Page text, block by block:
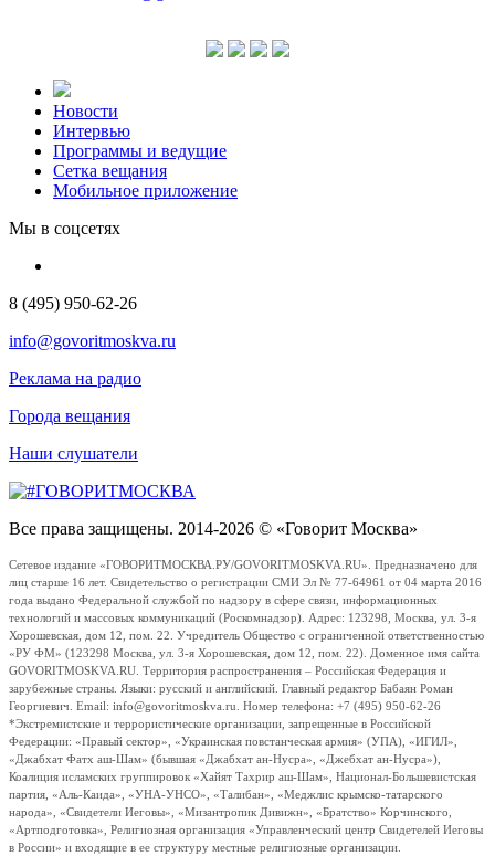
Новости
Интервью
Программы и ведущие
Сетка вещания
Мобильное приложение
Мы в соцсетях
8 (495) 950-62-26
info@govoritmoskva.ru
Реклама на радио
Города вещания
Наши слушатели
Все права защищены. 2014-2026 © «Говорит Москва»
Сетевое издание «ГОВОРИТМОСКВА.РУ/GOVORITMOSKVA.RU». Предназначено для
лиц старше 16 лет. Свидетельство о регистрации СМИ Эл № 77-64961 от 04 марта 2016
года выдано Федеральной службой по надзору в сфере связи, информационных
технологий и массовых коммуникаций (Роскомнадзор). Адрес: 123298, Москва, ул. 3-я
Хорошевская, дом 12, пом. 22. Учредитель Общество с ограниченной ответственностью
«РУ ФМ» (123298 Москва, ул. 3-я Хорошевская, дом 12, пом. 22). Доменное имя сайта
GOVORITMOSKVA.RU. Территория распространения – Российская Федерация и
зарубежные страны. Языки: русский и английский. Главный редактор Бабаян Роман
Георгиевич. Email: info@govoritmoskva.ru. Номер телефона: +7 (495) 950-62-26
*Экстремистские и террористические организации, запрещенные в Российской
Федерации: «Правый сектор», «Украинская повстанческая армия» (УПА), «ИГИЛ»,
«Джабхат Фатх аш-Шам» (бывшая «Джабхат ан-Нусра», «Джебхат ан-Нусра»),
Коалиция исламских группировок «Хайят Тахрир аш-Шам», Национал-Большевистская
партия, «Аль-Каида», «УНА-УНСО», «Талибан», «Меджлис крымско-татарского
народа», «Свидетели Иеговы», «Мизантропик Дивижн», «Братство» Корчинского,
«Артподготовка», Религиозная организация «Управленческий центр Свидетелей Иеговы
в России» и входящие в ее структуру местные религиозные организации.